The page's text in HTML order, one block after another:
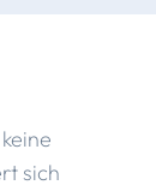
sich